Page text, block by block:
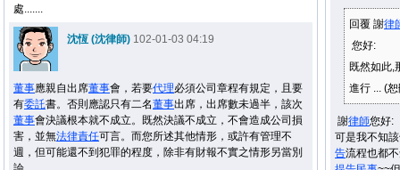
回覆 謝律
您好:
既然如此,
進行 ... (
謝律師您好:
可是我不知
告流程也都
處.......
沈恆 (沈律師) 102-01-03 04:19
董事應親自出席董事會，若要代理必須公司章程有規定，且要
有委託書。否則應認只有二名董事出席，出席數未過半，該次
董事會決議根本就不成立。既然決議不成立，不會造成公司損
害，並無法律責任可言。而您所述其他情形，或許有管理不
週，但可能還不到犯罪的程度，除非有財報不實之情形另當別